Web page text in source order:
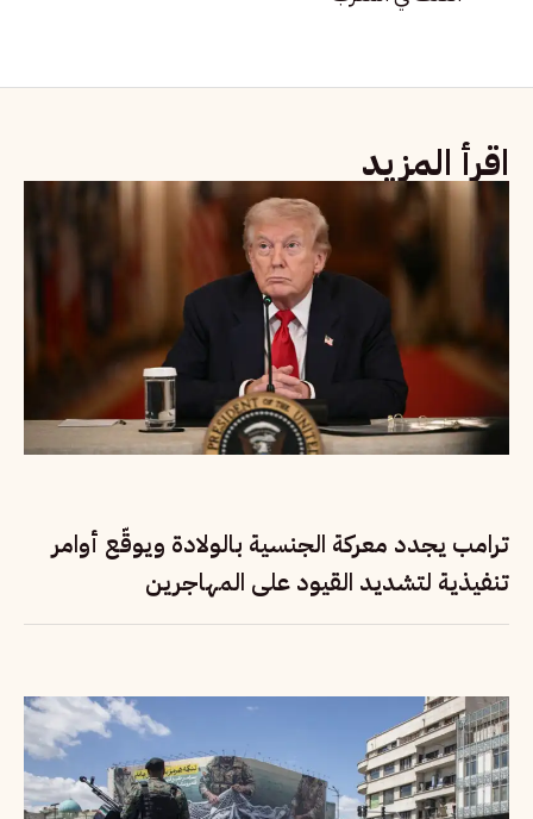
اقرأ المزيد
ترامب يجدد معركة الجنسية بالولادة ويوقّع أوامر
تنفيذية لتشديد القيود على المهاجرين